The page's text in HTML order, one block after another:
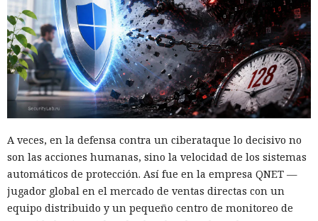
A veces, en la defensa contra un ciberataque lo decisivo no
son las acciones humanas, sino la velocidad de los sistemas
automáticos de protección. Así fue en la empresa QNET —
jugador global en el mercado de ventas directas con un
equipo distribuido y un pequeño centro de monitoreo de